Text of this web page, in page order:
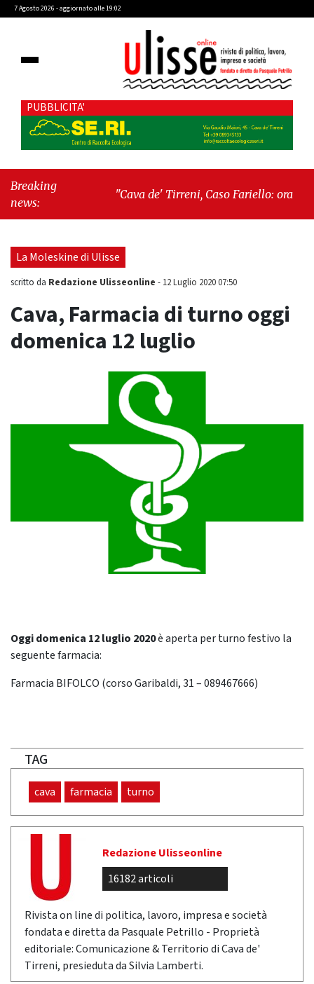
7 Agosto 2026 - aggiornato alle 19:02
PUBBLICITA'
Breaking
news:
"Cava de' Tirreni, Caso Fariello: ora torniamo
esiste"
La Moleskine di Ulisse
scritto da Redazione Ulisseonline - 12 Luglio 2020 07:50
Cava, Farmacia di turno oggi
domenica 12 luglio
Oggi domenica 12 luglio 2020è aperta per turno festivo la
seguente farmacia:
Farmacia BIFOLCO (corso Garibaldi, 31 – 089467666)
TAG
cava farmacia turno
Redazione Ulisseonline
16182 articoli
Rivista on line di politica, lavoro, impresa e società
fondata e diretta da Pasquale Petrillo - Proprietà
editoriale: Comunicazione & Territorio di Cava de'
Tirreni, presieduta da Silvia Lamberti.